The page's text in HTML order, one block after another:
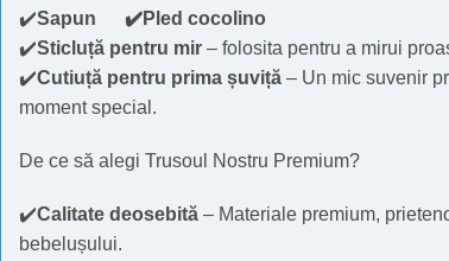
✔️Sapun ✔️Pled cocolino
✔️Sticluță pentru mir – folosita pentru a mirui
✔️Cutiuță pentru prima șuviță – Un mic suvenir
moment special.
De ce să alegi Trusoul Nostru Premium?
✔️Calitate deosebită – Materiale premium,
bebelușului.